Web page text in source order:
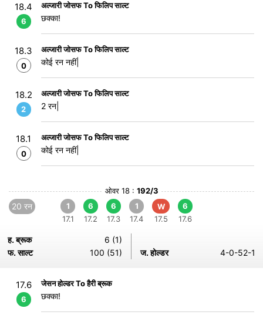
18.4
6
अल्जारी जोसफ To फिलिप साल्ट
छक्का!
18.3
0
अल्जारी जोसफ To फिलिप साल्ट
कोई रन नहीं|
18.2
2
अल्जारी जोसफ To फिलिप साल्ट
2 रन|
18.1
0
अल्जारी जोसफ To फिलिप साल्ट
कोई रन नहीं|
ओवर 18 : 192/3
20 रन
1
17.1
6
17.2
6
17.3
1
17.4
W
17.5
6
17.6
ह. ब्रूक
6 (1)
फ. साल्ट
100 (51) ज. होल्डर 4-0-52-1
17.6
6
जेसन होल्डर To हैरी ब्रूक
छक्का!